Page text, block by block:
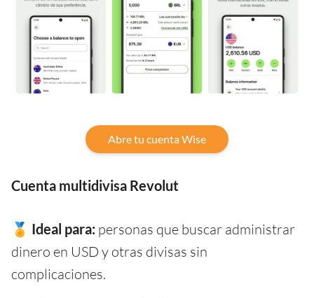
Abre tu cuenta Wise
Cuenta multidivisa Revolut
🏅 Ideal para: personas que buscar administrar
dinero en USD y otras divisas sin
complicaciones.